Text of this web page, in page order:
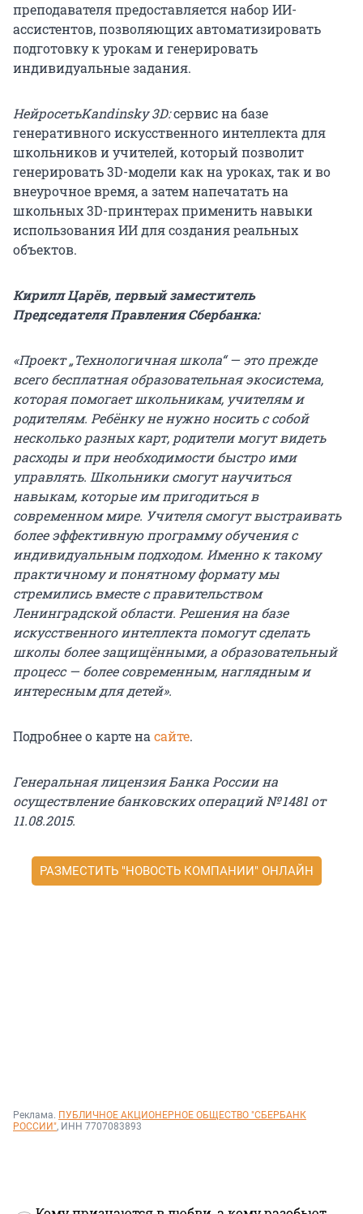
преподавателя предоставляется набор ИИ-
ассистентов, позволяющих автоматизировать
подготовку к урокам и генерировать
индивидуальные задания.
НейросетьKandinsky 3D:сервис на базе
генеративного искусственного интеллекта для
школьников и учителей, который позволит
генерировать 3D-модели как на уроках, так и во
внеурочное время, а затем напечатать на
школьных 3D-принтерах применить навыки
использования ИИ для создания реальных
объектов.
Кирилл Царёв, первый заместитель
Председателя Правления Сбербанка:
«Проект „Технологичная школа“ — это прежде
всего бесплатная образовательная экосистема,
которая помогает школьникам, учителям и
родителям. Ребёнку не нужно носить с собой
несколько разных карт, родители могут видеть
расходы и при необходимости быстро ими
управлять. Школьники смогут научиться
навыкам, которые им пригодиться в
современном мире. Учителя смогут выстраивать
более эффективную программу обучения с
индивидуальным подходом. Именно к такому
практичному и понятному формату мы
стремились вместе с правительством
Ленинградской области. Решения на базе
искусственного интеллекта помогут сделать
школы более защищёнными, а образовательный
процесс — более современным, наглядным и
интересным для детей».
Подробнее о карте насайте.
Генеральная лицензия Банка России на
осуществление банковских операций № 1481 от
11.08.2015.
РАЗМЕСТИТЬ "НОВОСТЬ КОМПАНИИ" ОНЛАЙН
Реклама. ПУБЛИЧНОЕ АКЦИОНЕРНОЕ ОБЩЕСТВО "СБЕРБАНК
РОССИИ", ИНН 7707083893